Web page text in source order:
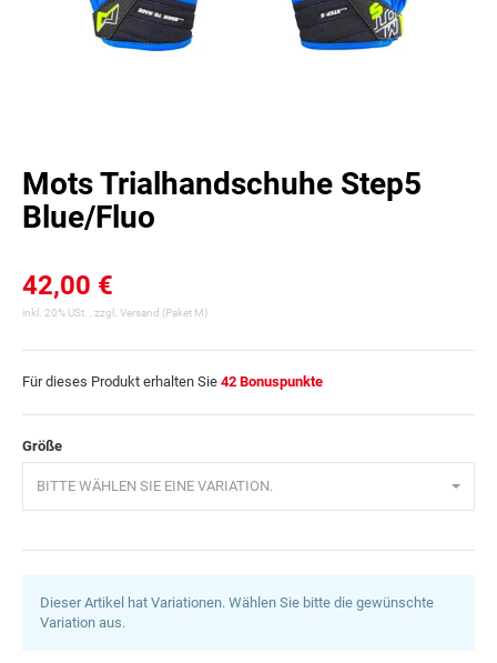
Mots Trialhandschuhe Step5
Blue/Fluo
42,00 €
inkl. 20% USt. , zzgl. Versand (Paket M)
Für dieses Produkt erhalten Sie 42 Bonuspunkte
Größe
BITTE WÄHLEN SIE EINE VARIATION.
Dieser Artikel hat Variationen. Wählen Sie bitte die gewünschte
Variation aus.